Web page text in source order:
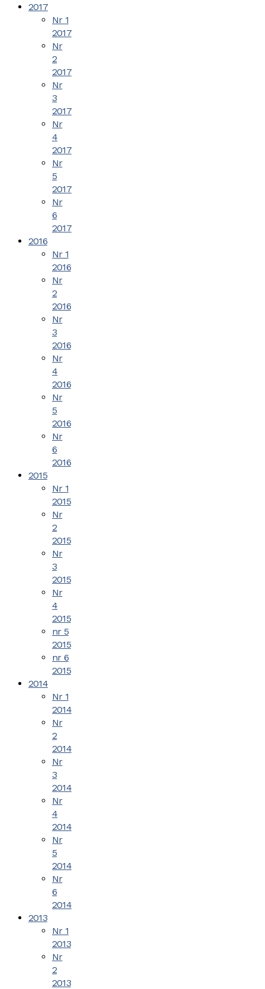
2017
Nr 1
2017
Nr
2
2017
Nr
3
2017
Nr
4
2017
Nr
5
2017
Nr
6
2017
2016
Nr 1
2016
Nr
2
2016
Nr
3
2016
Nr
4
2016
Nr
5
2016
Nr
6
2016
2015
Nr 1
2015
Nr
2
2015
Nr
3
2015
Nr
4
2015
nr 5
2015
nr 6
2015
2014
Nr 1
2014
Nr
2
2014
Nr
3
2014
Nr
4
2014
Nr
5
2014
Nr
6
2014
2013
Nr 1
2013
Nr
2
2013